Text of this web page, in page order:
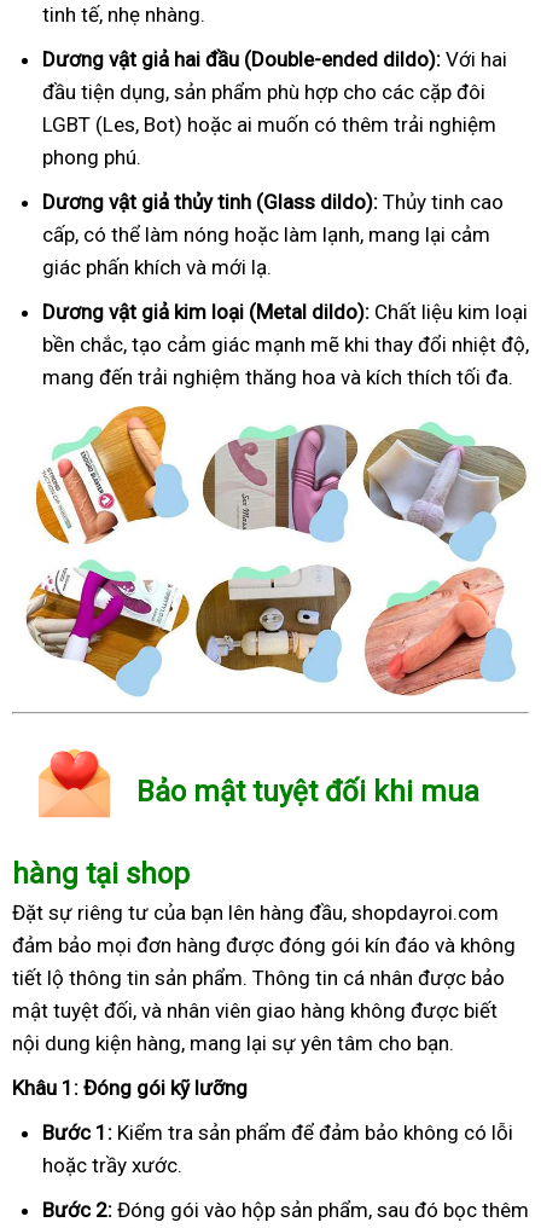
tinh tế, nhẹ nhàng.
Dương vật giả hai đầu (Double-ended dildo): Với hai
đầu tiện dụng, sản phẩm phù hợp cho các cặp đôi
LGBT (Les, Bot) hoặc ai muốn có thêm trải nghiệm
phong phú.
Dương vật giả thủy tinh (Glass dildo): Thủy tinh cao
cấp, có thể làm nóng hoặc làm lạnh, mang lại cảm
giác phấn khích và mới lạ.
Dương vật giả kim loại (Metal dildo): Chất liệu kim loại
bền chắc, tạo cảm giác mạnh mẽ khi thay đổi nhiệt độ,
mang đến trải nghiệm thăng hoa và kích thích tối đa.
Bảo mật tuyệt đối khi mua
hàng tại shop
Đặt sự riêng tư của bạn lên hàng đầu, shopdayroi.com
đảm bảo mọi đơn hàng được đóng gói kín đáo và không
tiết lộ thông tin sản phẩm. Thông tin cá nhân được bảo
mật tuyệt đối, và nhân viên giao hàng không được biết
nội dung kiện hàng, mang lại sự yên tâm cho bạn.
Khâu 1: Đóng gói kỹ lưỡng
Bước 1: Kiểm tra sản phẩm để đảm bảo không có lỗi
hoặc trầy xước.
Bước 2: Đóng gói vào hộp sản phẩm, sau đó bọc thêm